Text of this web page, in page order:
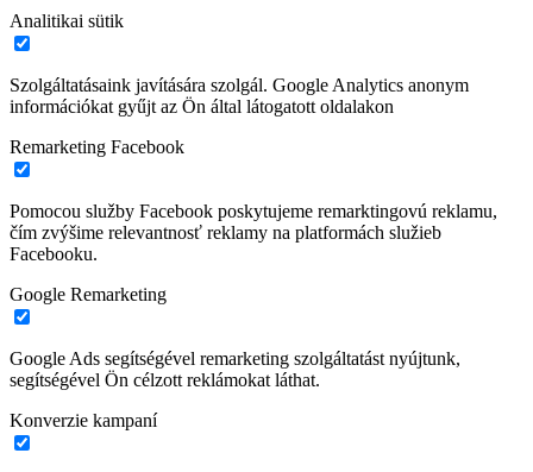
Analitikai sütik
Szolgáltatásaink javítására szolgál. Google Analytics anonym
információkat gyűjt az Ön által látogatott oldalakon
Remarketing Facebook
Pomocou služby Facebook poskytujeme remarktingovú reklamu,
čím zvýšime relevantnosť reklamy na platformách služieb
Facebooku.
Google Remarketing
Google Ads segítségével remarketing szolgáltatást nyújtunk,
segítségével Ön célzott reklámokat láthat.
Konverzie kampaní